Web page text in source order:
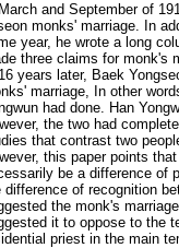
and September of
monks' marriage. In
year, he wrote a long
three claims for monk's
years later, Baek
marriage, In other
had done. Han
the two had
that contrast two
this paper points
be a difference of
difference of recognition
the monk's
it to oppose to the
priest in the main